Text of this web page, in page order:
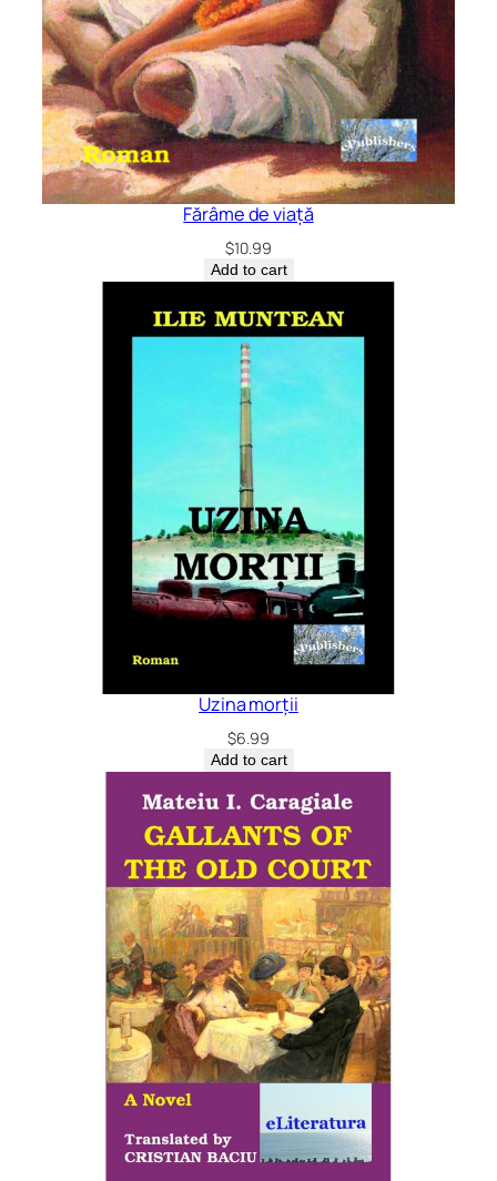
i
o
r
u
l
q
u
a
Fărâme de viață
$10.99
Add to cart
Uzina morții
$6.99
Add to cart